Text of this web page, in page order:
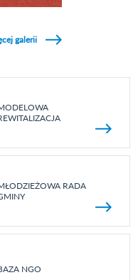
galerii
RADA
NGO